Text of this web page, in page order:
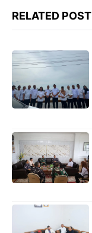
RELATED POST